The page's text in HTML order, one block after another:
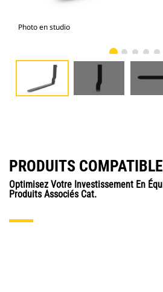
Photo en studio
PRODUITS
Optimisez Votre Investissement En
Produits Associés Cat.